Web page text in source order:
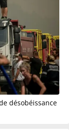
désobéissance